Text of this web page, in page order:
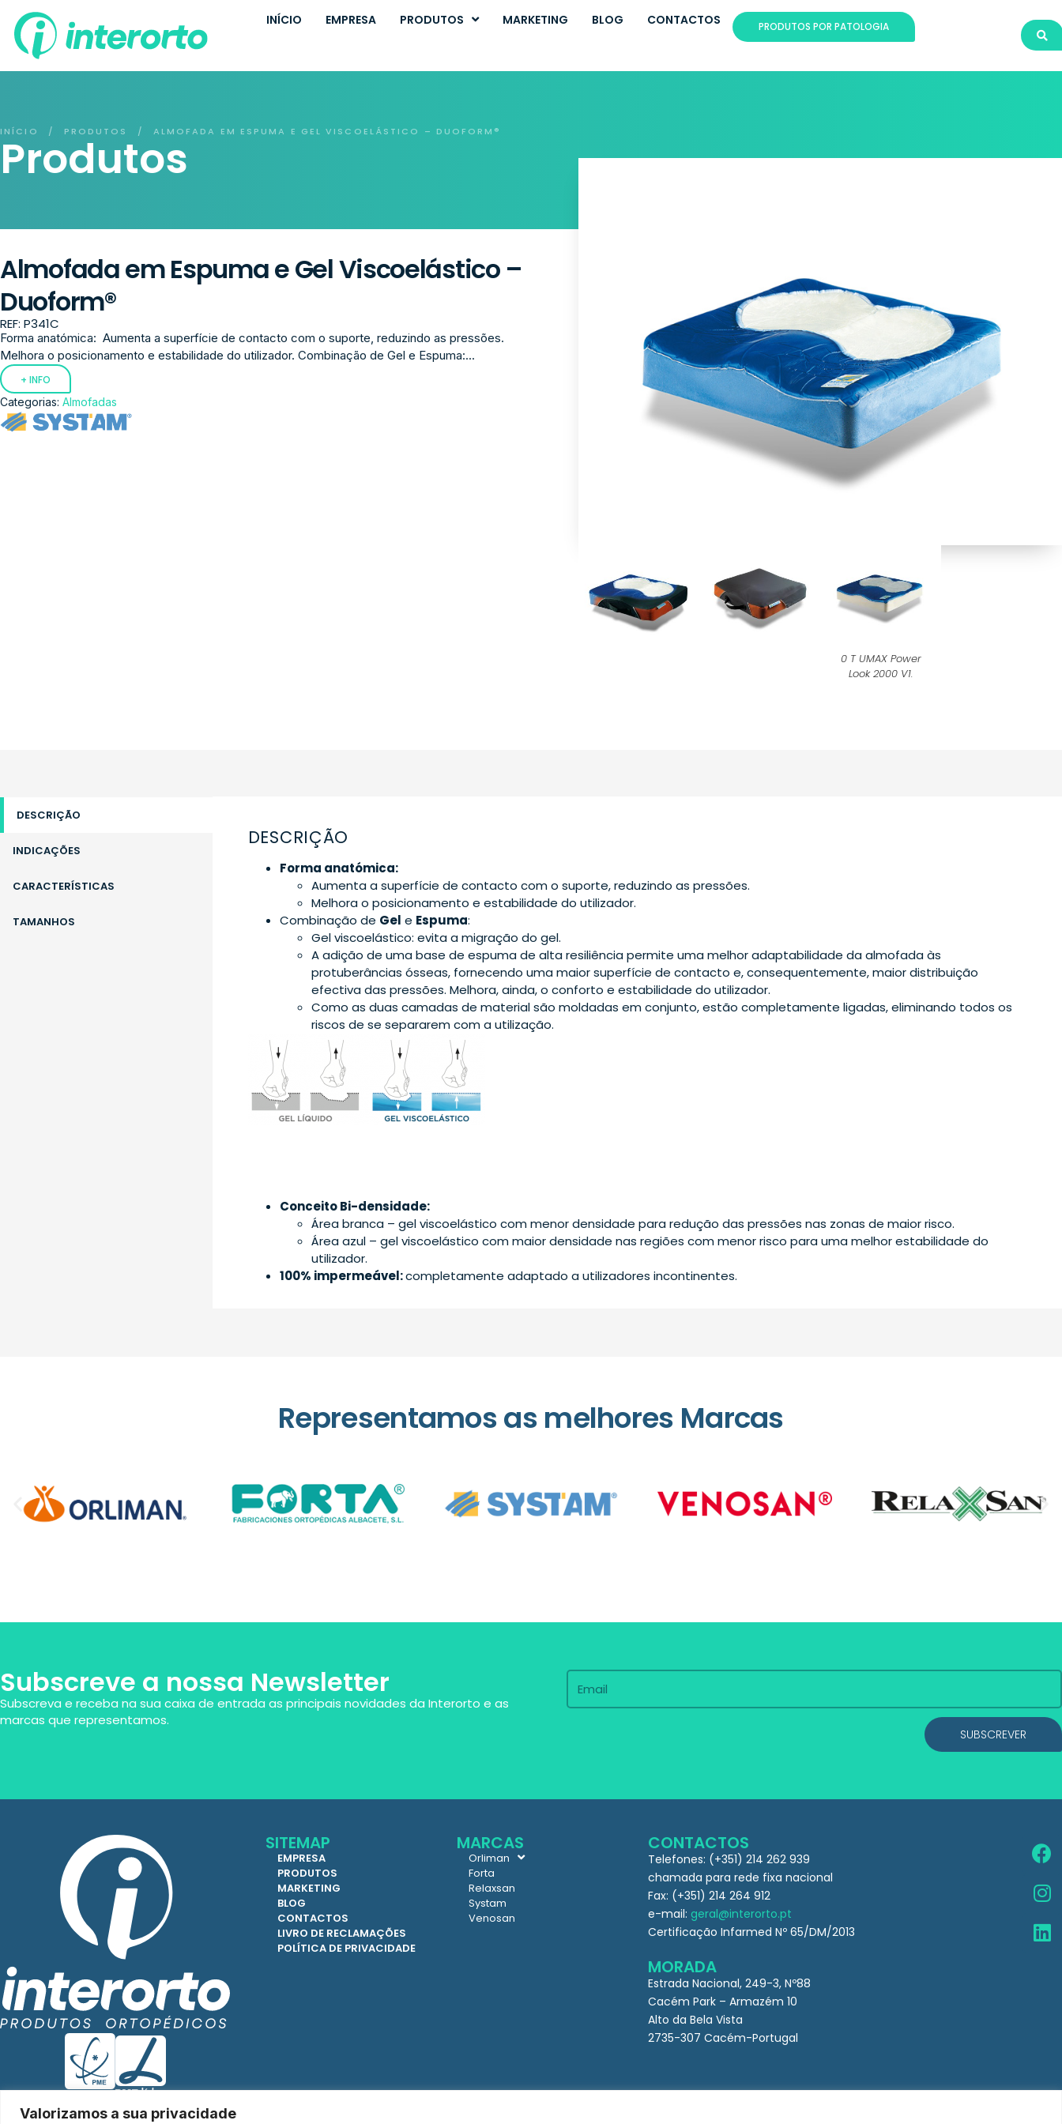
Valorizamos a sua privacidade
INÍCIO EMPRESA PRODUTOS MARKETING BLOG CONTACTOS PRODUTOS POR PATOLOGIA
INÍCIO / PRODUTOS / ALMOFADA EM ESPUMA E GEL VISCOELÁSTICO – DUOFORM®
Produtos
Almofada em Espuma e Gel Viscoelástico –
Duoform®
REF: P341C
Forma anatómica: Aumenta a superfície de contacto com o suporte, reduzindo as pressões.
Melhora o posicionamento e estabilidade do utilizador. Combinação de Gel e Espuma:...
+ INFO
Categorias: Almofadas
0 T UMAX Power
Look 2000 V1.
DESCRIÇÃO
INDICAÇÕES
CARACTERÍSTICAS
TAMANHOS
DESCRIÇÃO
Forma anatómica:
Aumenta a superfície de contacto com o suporte, reduzindo as pressões.
Melhora o posicionamento e estabilidade do utilizador.
Combinação de Gel e Espuma:
Gel viscoelástico: evita a migração do gel.
A adição de uma base de espuma de alta resiliência permite uma melhor adaptabilidade da almofada às
protuberâncias ósseas, fornecendo uma maior superfície de contacto e, consequentemente, maior distribuição
efectiva das pressões. Melhora, ainda, o conforto e estabilidade do utilizador.
Como as duas camadas de material são moldadas em conjunto, estão completamente ligadas, eliminando todos os
riscos de se separarem com a utilização.
Conceito Bi-densidade:
Área branca – gel viscoelástico com menor densidade para redução das pressões nas zonas de maior risco.
Área azul – gel viscoelástico com maior densidade nas regiões com menor risco para uma melhor estabilidade do
utilizador.
100% impermeável:completamente adaptado a utilizadores incontinentes.
Representamos as melhores Marcas
Subscreve a nossa Newsletter
Subscreva e receba na sua caixa de entrada as principais novidades da Interorto e as
marcas que representamos.
SUBSCREVER
SITEMAP
EMPRESA
PRODUTOS
MARKETING
BLOG
CONTACTOS
LIVRO DE RECLAMAÇÕES
POLÍTICA DE PRIVACIDADE
MARCAS
Orliman
Forta
Relaxsan
Systam
Venosan
CONTACTOS
Telefones: (+351) 214 262 939
chamada para rede fixa nacional
Fax: (+351) 214 264 912
e-mail: geral@interorto.pt
Certificação Infarmed Nº 65/DM/2013
MORADA
Estrada Nacional, 249-3, Nº88
Cacém Park – Armazém 10
Alto da Bela Vista
2735-307 Cacém-Portugal